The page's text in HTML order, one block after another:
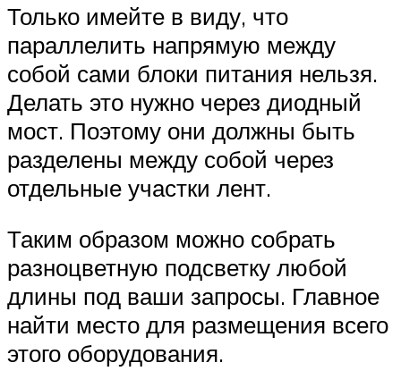
Только имейте в виду, что
параллелить напрямую между
собой сами блоки питания нельзя.
Делать это нужно через диодный
мост. Поэтому они должны быть
разделены между собой через
отдельные участки лент.
Таким образом можно собрать
разноцветную подсветку любой
длины под ваши запросы. Главное
найти место для размещения всего
этого оборудования.